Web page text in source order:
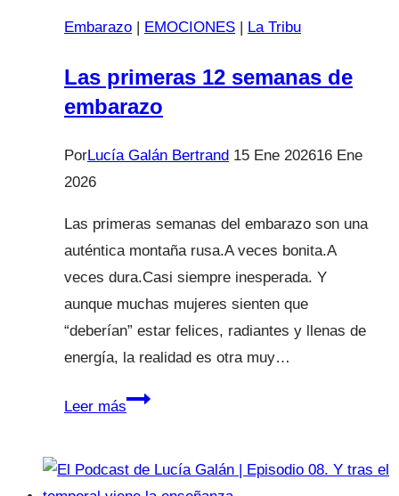
el
si
lo
casa
Embarazo EMOCIONES La Tribu
Las primeras 12 semanas de
embarazo
PorLucía Galán Bertrand 15 Ene 202616 Ene
2026
Las primeras semanas del embarazo son una
auténtica montaña rusa.A veces bonita.A
veces dura.Casi siempre inesperada. Y
aunque muchas mujeres sienten que
“deberían” estar felices, radiantes y llenas de
energía, la realidad es otra muy…
Leer másLas
semanas